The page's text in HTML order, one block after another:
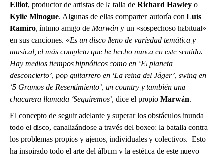
Elliot, productor de artistas de la talla de Richard Hawley o
Kylie Minogue. Algunas de ellas comparten autoría con Luís
Ramiro, íntimo amigo de Marwán y un «sospechoso habitual»
en sus canciones. «Es un disco lleno de variedad temática y
musical, el más completo que he hecho nunca en este sentido.
Hay medios tiempos hipnóticos como en ‘El planeta
desconcierto’, pop guitarrero en ‘La reina del Jäger’, swing en
‘5 Gramos de Resentimiento’, un country y también una
chacarera llamada ‘Seguiremos’, dice el propio Marwán.
El concepto de seguir adelante y superar los obstáculos inunda
todo el disco, canalizándose a través del boxeo: la batalla contra
los problemas propios y ajenos, individuales y colectivos. Esto
ha inspirado todo el arte del álbum y la estética de este nuevo